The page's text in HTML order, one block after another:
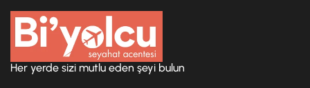
Her yerde sizi mutlu eden şeyi bulun